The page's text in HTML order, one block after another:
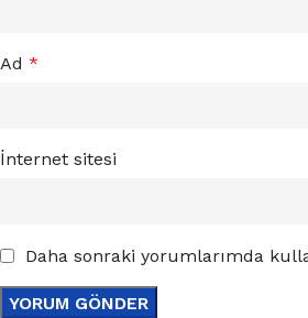
Ad *
İnternet sitesi
Daha sonraki yorumlarımda